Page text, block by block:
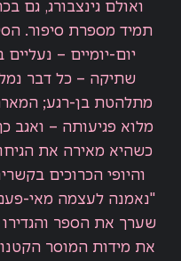
ואולם גינצבורג, גם
תמיד מספרת סיפור.
יום-יומיים –
שתיקה – כל דבר
מתלהטת בן-רגע;
מלוא פגיעותה – ואגב
כשהיא מאירה את
והיופי הכרוכים
"נאמנה לעצמה מאי-
שערך את הספר
את מידות המוסר